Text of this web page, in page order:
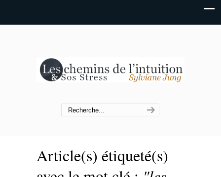
Article(s) étiqueté(s)